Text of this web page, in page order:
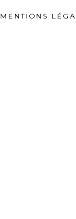
MENTIONS